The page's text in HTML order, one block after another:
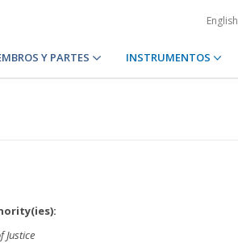
English
Y PARTES INSTRUMENTOS
Justice